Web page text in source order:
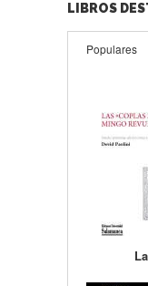
LIBROS
Populares